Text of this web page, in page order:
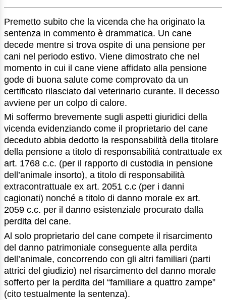
Premetto subito che la vicenda che ha originato la
sentenza in commento è drammatica. Un cane
decede mentre si trova ospite di una pensione per
cani nel periodo estivo. Viene dimostrato che nel
momento in cui il cane viene affidato alla pensione
gode di buona salute come comprovato da un
certificato rilasciato dal veterinario curante. Il decesso
avviene per un colpo di calore.
Mi soffermo brevemente sugli aspetti giuridici della
vicenda evidenziando come il proprietario del cane
deceduto abbia dedotto la responsabilità della titolare
della pensione a titolo di responsabilità contrattuale ex
art. 1768 c.c. (per il rapporto di custodia in pensione
dell’animale insorto), a titolo di responsabilità
extracontrattuale ex art. 2051 c.c (per i danni
cagionati) nonché a titolo di danno morale ex art.
2059 c.c. per il danno esistenziale procurato dalla
perdita del cane.
Al solo proprietario del cane compete il risarcimento
del danno patrimoniale conseguente alla perdita
dell’animale, concorrendo con gli altri familiari (parti
attrici del giudizio) nel risarcimento del danno morale
sofferto per la perdita del “familiare a quattro zampe”
(cito testualmente la sentenza).